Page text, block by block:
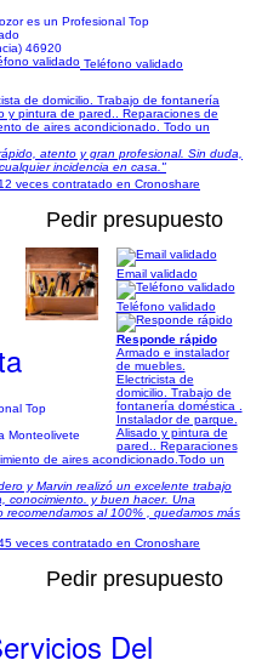
46920
Teléfono validado
de domicilio. Trabajo de fontanería
y pintura de pared.. Reparaciones de
de aires acondicionado. Todo un
atento y gran profesional. Sin duda,
incidencia en casa."
12 veces contratado en Cronoshare
Pedir presupuesto
Monteolivete
Email validado
Teléfono validado
Responde rápido
Armado e instalador
de muebles.
Electricista de
domicilio. Trabajo de
fontanería doméstica .
Instalador de parque.
Alisado y pintura de
pared.. Reparaciones
de aires acondicionado.Todo un
y Marvin realizó un excelente trabajo
conocimiento. y buen hacer. Una
al 100% , quedamos más
veces contratado en Cronoshare
Pedir presupuesto
Del